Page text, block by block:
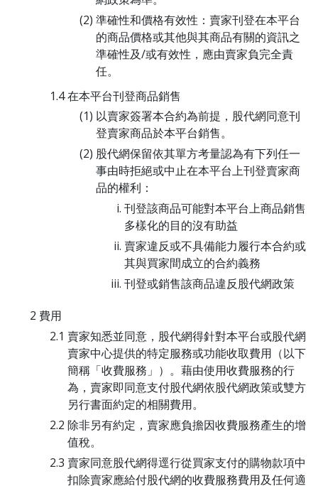
準確性和價格有效性：賣家刊登在本平台
的商品價格或其他與其商品有關的資訊之
準確性及/或有效性，應由賣家負完全責
任。
在本平台刊登商品銷售
以賣家簽署本合約為前提，股代網同意刊
登賣家商品於本平台銷售。
股代網保留依其單方考量認為有下列任一
事由時拒絕或中止在本平台上刊登賣家商
品的權利：
刊登該商品可能對本平台上商品銷售
多樣化的目的沒有助益
賣家違反或不具備能力履行本合約或
其與買家間成立的合約義務
刊登或銷售該商品違反股代網政策
費用
賣家知悉並同意，股代網得針對本平台或股代網
賣家中心提供的特定服務或功能收取費用（以下
簡稱「收費服務」）。藉由使用收費服務的行
為，賣家即同意支付股代網依股代網政策或雙方
另行書面約定的相關費用。
除非另有約定，賣家應負擔因收費服務產生的增
值稅。
賣家同意股代網得逕行從買家支付的購物款項中
扣除賣家應給付股代網的收費服務費用及任何適